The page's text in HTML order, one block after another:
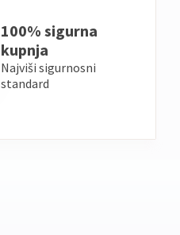
100% sigurna
kupnja
Najviši sigurnosni
standard